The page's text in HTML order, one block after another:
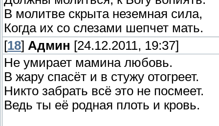
В молитве скрыта неземная сила,
Когда их со слезами шепчет мать.
[18] Админ [24.12.2011, 19:37]
Не умирает мамина любовь.
В жару спасёт и в стужу отогреет.
Никто забрать всё это не посмеет.
Ведь ты её родная плоть и кровь.